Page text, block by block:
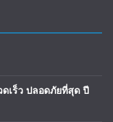
ดเร็ว ปลอดภัยที่สุด ปี